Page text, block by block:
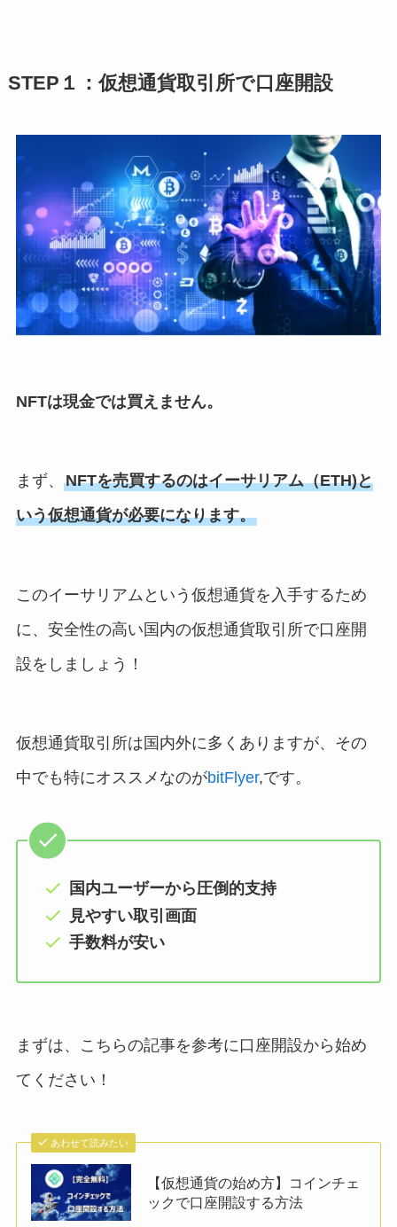
STEP１：仮想通貨取引所で口座開設
NFTは現金では買えません。
まず、 NFTを売買するのはイーサリアム（ETH)と
いう仮想通貨が必要になります。
このイーサリアムという仮想通貨を入手するため
に、安全性の高い国内の仮想通貨取引所で口座開
設をしましょう！
仮想通貨取引所は国内外に多くありますが、その
中でも特にオススメなのがbitFlyer,です。
国内ユーザーから圧倒的支持
見やすい取引画面
手数料が安い
まずは、こちらの記事を参考に口座開設から始め
てください！
あわせて読みたい
【仮想通貨の始め方】コインチェ
ックで口座開設する方法